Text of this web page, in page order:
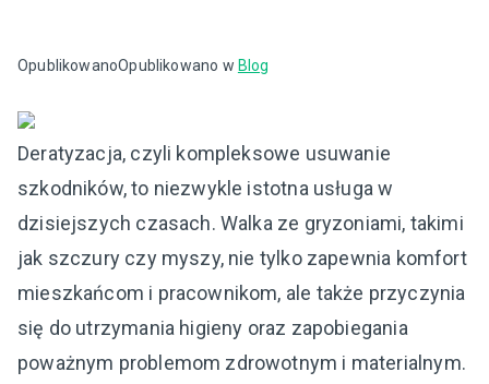
OpublikowanoOpublikowano w Blog
Deratyzacja, czyli kompleksowe usuwanie
szkodników, to niezwykle istotna usługa w
dzisiejszych czasach. Walka ze gryzoniami, takimi
jak szczury czy myszy, nie tylko zapewnia komfort
mieszkańcom i pracownikom, ale także przyczynia
się do utrzymania higieny oraz zapobiegania
poważnym problemom zdrowotnym i materialnym.